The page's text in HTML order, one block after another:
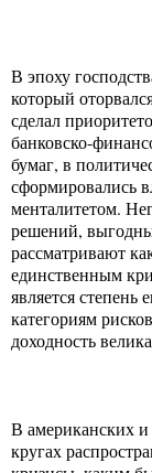
В эпоху
который
сделал
банковско-
бумаг, в
сформировались
менталитетом.
решений,
рассматривают
единственным
является степень
категориям
доходность
В американских
кругах